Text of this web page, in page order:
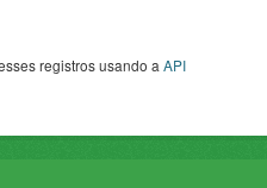
registros usando aAPI